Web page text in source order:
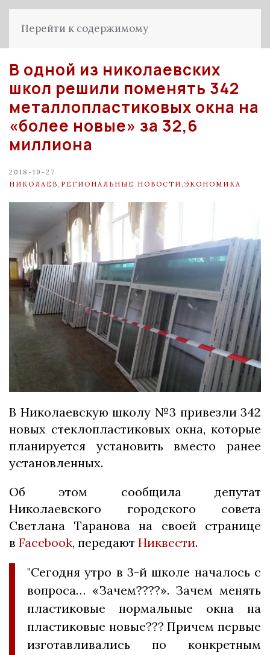
Перейти к содержимому
В одной из николаевских
школ решили поменять 342
металлопластиковых окна на
«более новые» за 32,6
миллиона
2018-10-27
НИКОЛАЕВ РЕГИОНАЛЬНЫЕ НОВОСТИ ЭКОНОМИКА
В Николаевскую школу №3 привезли 342
новых стеклопластиковых окна, которые
планируется установить вместо ранее
установленных.
Об этом сообщила депутат
Николаевского городского совета
Светлана Таранова на своей странице
в Facebook, передают Никвести.
"Сегодня утро в 3-й школе началось с
вопроса… «Зачем????». Зачем менять
пластиковые нормальные окна на
пластиковые новые??? Причем первые
изготавливались по конкретным